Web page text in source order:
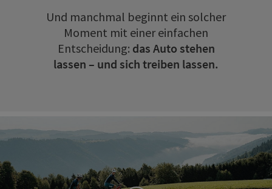
Und manchmal beginnt ein solcher
Moment mit einer einfachen
Entscheidung: das Auto stehen
lassen – und sich treiben lassen.